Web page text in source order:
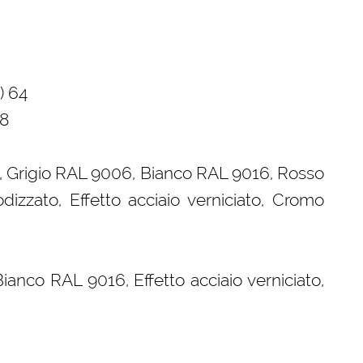
64
RAL 9006, Bianco RAL 9016, Rosso
Effetto acciaio verniciato, Cromo
RAL 9016, Effetto acciaio verniciato,